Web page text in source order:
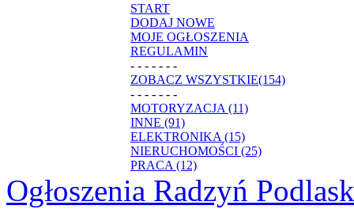
START
DODAJ NOWE
MOJE OGŁOSZENIA
REGULAMIN
- - - - - - -
ZOBACZ WSZYSTKIE(154)
- - - - - - -
MOTORYZACJA (11)
INNE (91)
ELEKTRONIKA (15)
NIERUCHOMOŚCI (25)
PRACA (12)
Ogłoszenia Radzyń